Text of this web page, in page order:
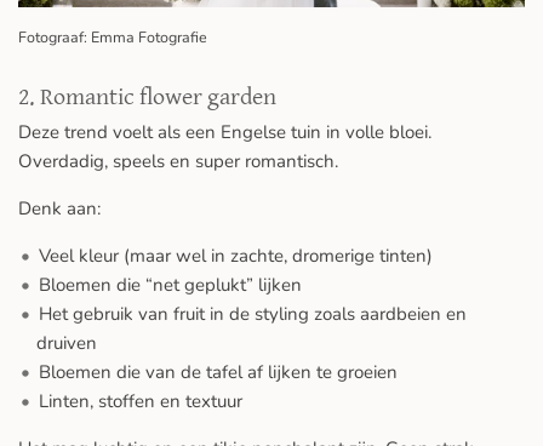
Fotograaf: Emma Fotografie
2. Romantic flower garden
Deze trend voelt als een Engelse tuin in volle bloei.
Overdadig, speels en super romantisch.
Denk aan:
Veel kleur (maar wel in zachte, dromerige tinten)
Bloemen die “net geplukt” lijken
Het gebruik van fruit in de styling zoals aardbeien en
druiven
Bloemen die van de tafel af lijken te groeien
Linten, stoffen en textuur